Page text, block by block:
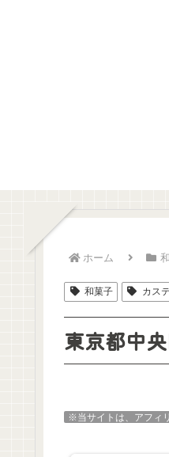
ホーム
和菓子 カス
東京都中
※当サイトは、アフィ